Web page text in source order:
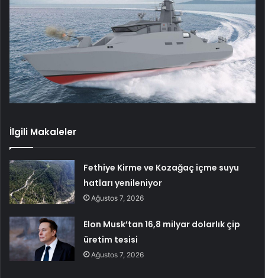
İlgili Makaleler
Fethiye Kirme ve Kozağaç içme suyu
hatları yenileniyor
Ağustos 7, 2026
Elon Musk’tan 16,8 milyar dolarlık çip
üretim tesisi
Ağustos 7, 2026